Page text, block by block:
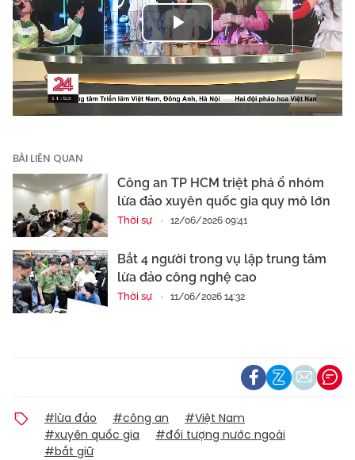
Play
Video
BÀI LIÊN QUAN
Công an TP HCM triệt phá ổ nhóm
lừa đảo xuyên quốc gia quy mô lớn
Thời sự 12/06/2026 09:41
Bắt 4 người trong vụ lập trung tâm
lừa đảo công nghệ cao
Thời sự 11/06/2026 14:32
#lừa đảo #công an
#Việt Nam
#xuyên quốc gia
#đối tượng nước ngoài
#bắt giữ